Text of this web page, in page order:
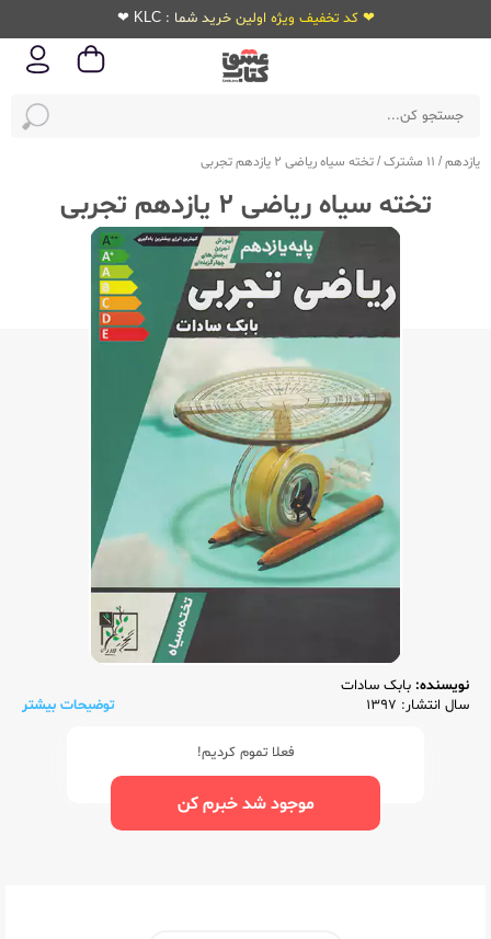
❤ کد تخفیف ویژه اولین خرید شما : KLC ❤
یازدهم/ 11 مشترک /تخته سیاه ریاضی 2 یازدهم تجربی
تخته سیاه ریاضی 2 یازدهم تجربی
نویسنده: بابک سادات
سال انتشار: 1397
توضیحات بیشتر
فعلا تموم کردیم!
موجود شد خبرم کن